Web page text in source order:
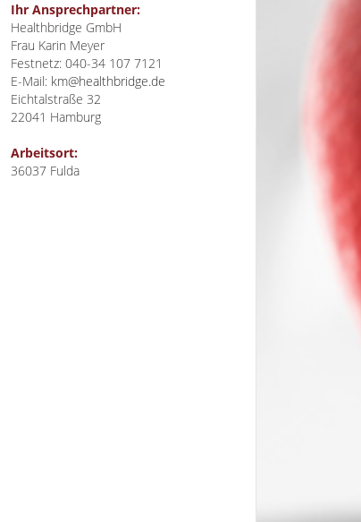
Ihr Ansprechpartner:
Healthbridge GmbH
Frau Karin Meyer
Festnetz: 040-34 107 7121
E-Mail: km@healthbridge.de
Eichtalstraße 32
22041 Hamburg
Arbeitsort:
36037 Fulda